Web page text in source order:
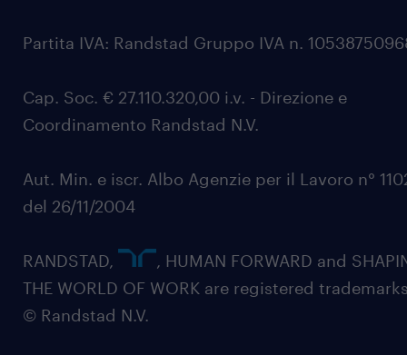
Partita IVA: Randstad Gruppo IVA n.
Cap. Soc. € 27.110.320,00 i.v. - Direzione e
Coordinamento Randstad N.V.
Aut. Min. e iscr. Albo Agenzie per il Lavoro n°
del 26/11/2004
RANDSTAD,
, HUMAN FORWARD and
THE WORLD OF WORK are registered
© Randstad N.V.